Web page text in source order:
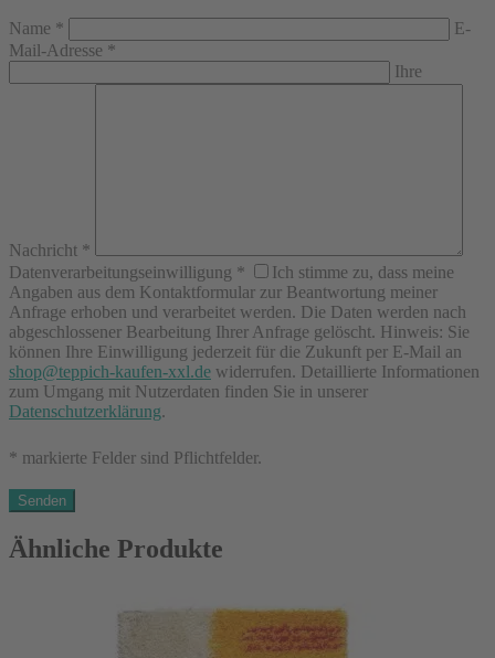
Name *
E-
Mail-Adresse *
Ihre
Nachricht *
Datenverarbeitungseinwilligung *
Ich stimme zu, dass meine
Angaben aus dem Kontaktformular zur Beantwortung meiner
Anfrage erhoben und verarbeitet werden. Die Daten werden nach
abgeschlossener Bearbeitung Ihrer Anfrage gelöscht. Hinweis: Sie
können Ihre Einwilligung jederzeit für die Zukunft per E-Mail an
shop@teppich-kaufen-xxl.de widerrufen. Detaillierte Informationen
zum Umgang mit Nutzerdaten finden Sie in unserer
Datenschutzerklärung.
* markierte Felder sind Pflichtfelder.
Ähnliche Produkte